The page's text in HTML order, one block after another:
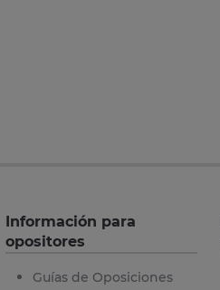
Información para
opositores
Guías de Oposiciones